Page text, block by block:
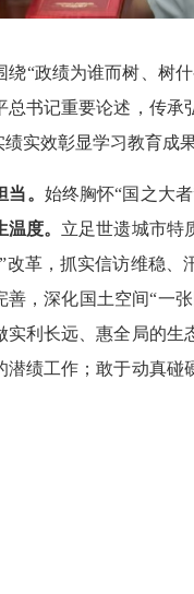
政绩为谁而树、树
书记重要论述，传
实效彰显学习教育成果
。 始终胸怀“国之大
度。 立足世遗城市特
革，抓实信访维稳
，深化国土空间“一
实利长远、惠全局的生
绩工作；敢于动真